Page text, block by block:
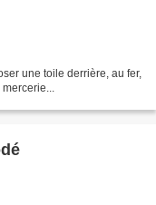
une toile derrière, au fer,